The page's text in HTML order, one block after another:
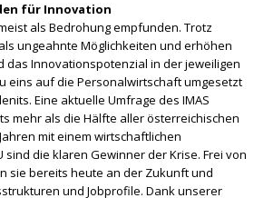
für Innovation
als Bedrohung empfunden. Trotz
ungeahnte Möglichkeiten und erhöhen
das Innovationspotenzial in der jeweiligen
eins auf die Personalwirtschaft umgesetzt
Eine aktuelle Umfrage des IMAS
mehr als die Hälfte aller österreichischen
mit einem wirtschaftlichen
sind die klaren Gewinner der Krise. Frei von
sie bereits heute an der Zukunft und
und Jobprofile. Dank unserer